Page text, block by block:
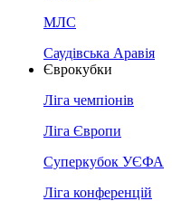
МЛС
Саудівська Аравія
Єврокубки
Ліга чемпіонів
Ліга Європи
Суперкубок УЄФА
Ліга конференцій